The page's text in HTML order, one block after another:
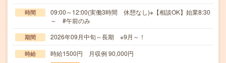
時間
09:00～12:00(実働3時間 休憩なし)※【相談OK】始業8:30
～ #午前のみ
期間 2026年09月中旬～長期 ※9月～！
時給 時給1500円 月収例 90,000円